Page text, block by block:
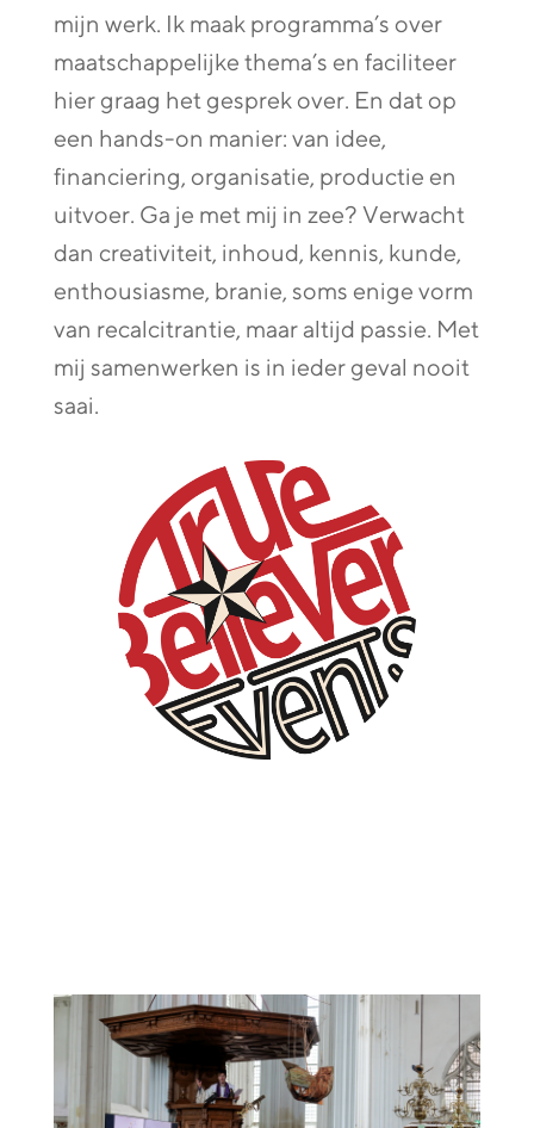
mijn werk. Ik maak programma’s over
maatschappelijke thema’s en faciliteer
hier graag het gesprek over. En dat op
een hands-on manier: van idee,
financiering, organisatie, productie en
uitvoer. Ga je met mij in zee? Verwacht
dan creativiteit, inhoud, kennis, kunde,
enthousiasme, branie, soms enige vorm
van recalcitrantie, maar altijd passie. Met
mij samenwerken is in ieder geval nooit
saai.